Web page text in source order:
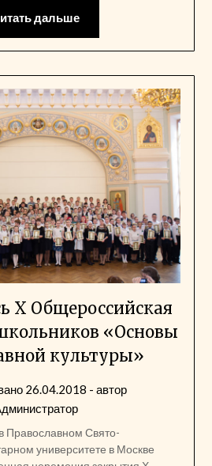
дальше
Х Общероссийская
«Основы
культуры»
26.04.2018 - автор
Православном Свято-
университете в Москве